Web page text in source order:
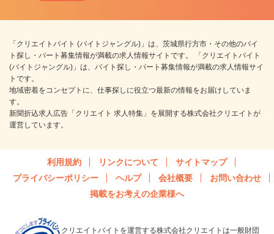
「クリエイトバイト (バイトジャングル)」は、茨城県行方市・その他のバイ
ト探し・パート募集情報が満載の求人情報サイトです。 「クリエイトバイト
(バイトジャングル)」は、バイト探し・パート募集情報が満載の求人情報サイ
トです。
地域密着をコンセプトに、仕事探しに役立つ最新の情報をお届けしていま
す。
新聞折込求人広告「クリエイト 求人特集」を展開する株式会社クリエイトが
運営しています。
利用規約 リンクについて
サイトマップ
プライバシーポリシー
ヘルプ 会社概要
お問い合わせ
掲載をお考えの企業様へ
クリエイトバイトを運営する株式会社クリエイトは一般財団